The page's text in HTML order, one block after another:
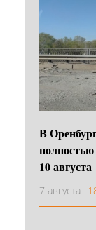
В
10 августа
7 августа